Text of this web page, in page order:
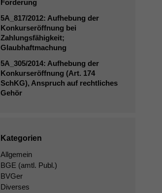
Forderung
5A_817/2012: Aufhebung der
Konkurseröffnung bei
Zahlungsfähigkeit;
Glaubhaftmachung
5A_305/2014: Aufhebung der
Konkurseröffnung (Art. 174
SchKG), Anspruch auf rechtliches
Gehör
Kategorien
Allgemein
BGE (amtl. Publ.)
BVGer
Diverses